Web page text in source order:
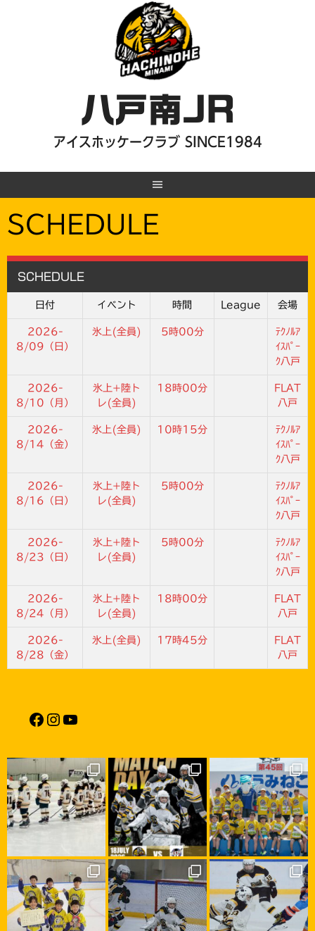
八戸南JR
アイスホッケークラブ SINCE1984
SCHEDULE
SCHEDULE
日付 イベント 時間 League 会場
2026-
8/09（日）
氷上(全員) 5時00分
ﾃｸﾉﾙｱ
ｲｽﾊﾟｰ
ｸ八戸
2026-
8/10（月）
氷上+陸ト
レ(全員)
18時00分
FLAT
八戸
2026-
8/14（金）
氷上(全員) 10時15分
ﾃｸﾉﾙｱ
ｲｽﾊﾟｰ
ｸ八戸
2026-
8/16（日）
氷上+陸ト
レ(全員)
5時00分
ﾃｸﾉﾙｱ
ｲｽﾊﾟｰ
ｸ八戸
2026-
8/23（日）
氷上+陸ト
レ(全員)
5時00分
ﾃｸﾉﾙｱ
ｲｽﾊﾟｰ
ｸ八戸
2026-
8/24（月）
氷上+陸ト
レ(全員)
18時00分
FLAT
八戸
2026-
8/28（金）
氷上(全員) 17時45分
FLAT
八戸
Facebook
Instagram
YouTube